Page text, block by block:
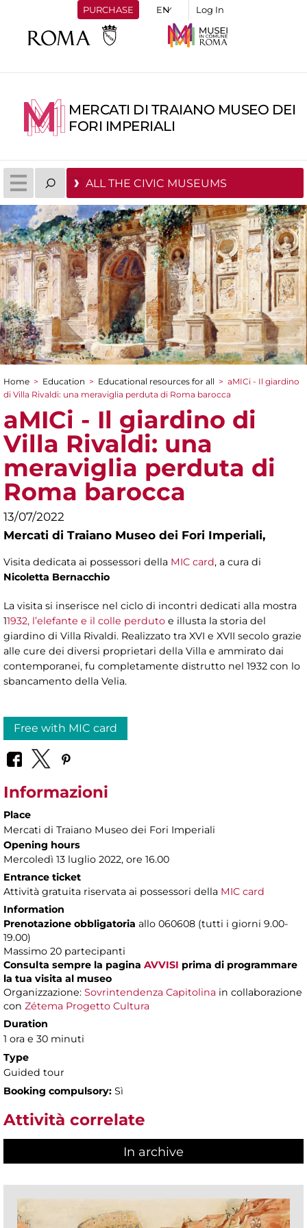
PURCHASE Log In
MERCATI DI TRAIANO MUSEO DEI
FORI IMPERIALI
ALL THE CIVIC MUSEUMS
You are here
Home > Education > Educational resources for all > aMICi - Il giardino
di Villa Rivaldi: una meraviglia perduta di Roma barocca
aMICi - Il giardino di
Villa Rivaldi: una
meraviglia perduta di
Roma barocca
13/07/2022
Mercati di Traiano Museo dei Fori Imperiali,
Visita dedicata ai possessori della MIC card, a cura di
Nicoletta Bernacchio
La visita si inserisce nel ciclo di incontri dedicati alla mostra
11932, l’elefante e il colle perduto e illusta la storia del
giardino di Villa Rivaldi. Realizzato tra XVI e XVII secolo grazie
alle cure dei diversi proprietari della Villa e ammirato dai
contemporanei, fu completamente distrutto nel 1932 con lo
sbancamento della Velia.
Free with MIC card
Informazioni
Place
Mercati di Traiano Museo dei Fori Imperiali
Opening hours
Mercoledì 13 luglio 2022, ore 16.00
Entrance ticket
Attività gratuita riservata ai possessori della MIC card
Information
Prenotazione obbligatoria allo 060608 (tutti i giorni 9.00-
19.00)
Massimo 20 partecipanti
Consulta sempre la pagina AVVISI prima di programmare
la tua visita al museo
Organizzazione: Sovrintendenza Capitolina in collaborazione
con Zétema Progetto Cultura
Duration
1 ora e 30 minuti
Type
Guided tour
Booking compulsory: Sì
Attività correlate
In archive